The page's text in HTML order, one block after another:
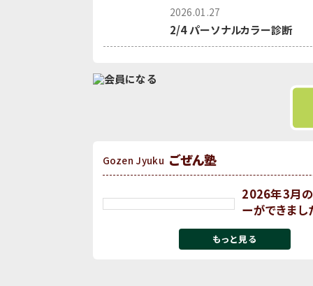
2026.01.27
2/4 パーソナルカラー診断
Gozen Jyuku ごぜん塾
2026年3月
ーができまし
もっと見る